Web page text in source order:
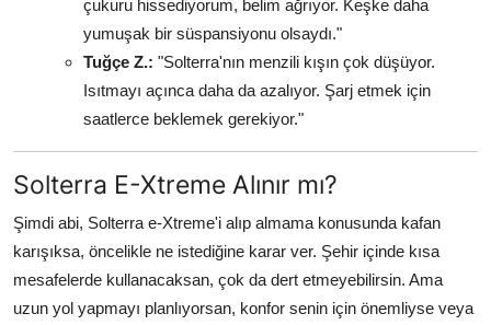
çukuru hissediyorum, belim ağrıyor. Keşke daha
yumuşak bir süspansiyonu olsaydı."
Tuğçe Z.: "Solterra'nın menzili kışın çok düşüyor.
Isıtmayı açınca daha da azalıyor. Şarj etmek için
saatlerce beklemek gerekiyor."
Solterra E-Xtreme Alınır mı?
Şimdi abi, Solterra e-Xtreme'i alıp almama konusunda kafan
karışıksa, öncelikle ne istediğine karar ver. Şehir içinde kısa
mesafelerde kullanacaksan, çok da dert etmeyebilirsin. Ama
uzun yol yapmayı planlıyorsan, konfor senin için önemliyse veya